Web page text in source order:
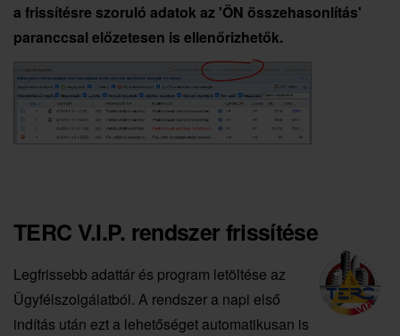
a frissítésre szoruló adatok az 'ÖN összehasonlítás'
paranccsal előzetesen is ellenőrizhetők.
TERC V.I.P. rendszer frissítése
Legfrissebb adattár és program letöltése az
Ügyfélszolgálatból. A rendszer a napi első
indítás után ezt a lehetőséget automatikusan is